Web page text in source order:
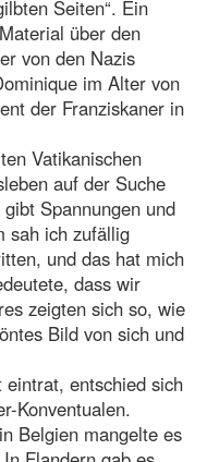
Seiten“. Ein
über den
von den Nazis
im Alter von
der Franziskaner in
Vatikanischen
auf der Suche
Spannungen und
sah ich zufällig
und das hat mich
dass wir
zeigten sich so, wie
Bild von sich und
entschied sich
Konventualen.
Belgien mangelte es